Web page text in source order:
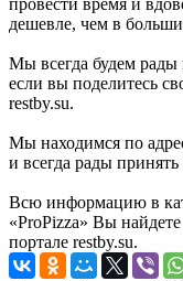
провести время и
дешевле, чем в
Мы всегда будем
если вы поделитесь
restby.su.
Мы находимся по
и всегда рады
Всю информацию в
«ProPizza» Вы
портале restby.su.